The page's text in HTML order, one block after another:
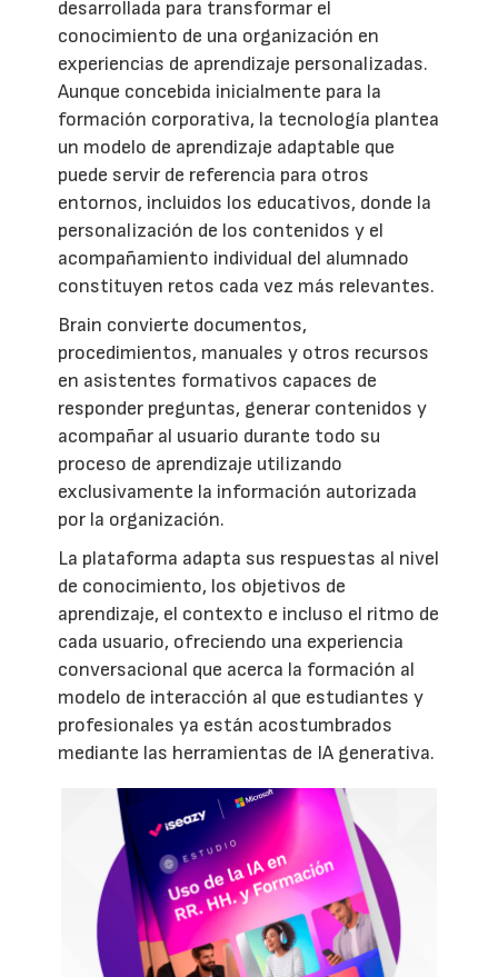
desarrollada para transformar el
conocimiento de una organización en
experiencias de aprendizaje personalizadas.
Aunque concebida inicialmente para la
formación corporativa, la tecnología plantea
un modelo de aprendizaje adaptable que
puede servir de referencia para otros
entornos, incluidos los educativos, donde la
personalización de los contenidos y el
acompañamiento individual del alumnado
constituyen retos cada vez más relevantes.
Brain convierte documentos,
procedimientos, manuales y otros recursos
en asistentes formativos capaces de
responder preguntas, generar contenidos y
acompañar al usuario durante todo su
proceso de aprendizaje utilizando
exclusivamente la información autorizada
por la organización.
La plataforma adapta sus respuestas al nivel
de conocimiento, los objetivos de
aprendizaje, el contexto e incluso el ritmo de
cada usuario, ofreciendo una experiencia
conversacional que acerca la formación al
modelo de interacción al que estudiantes y
profesionales ya están acostumbrados
mediante las herramientas de IA generativa.